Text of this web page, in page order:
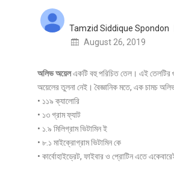
Tamzid Siddique Spondon
Posted
August 26, 2019
অলিভ অয়েলএকটি বহু পরিচিত তেল। এই তেলটির
অয়েলের তুলনা নেই। বৈজ্ঞানিক মতে, এক চামচ
• ১১৯ ক্যালোরি
• ১৩ গ্রাম ফ্যাট
• ১.৯ মিলিগ্রাম ভিটামিন ই
• ৮.১ মাইক্রোগ্রাম ভিটামিন কে
• কার্বোহাইড্রেট, ফাইবার ও প্রোটিন এতে